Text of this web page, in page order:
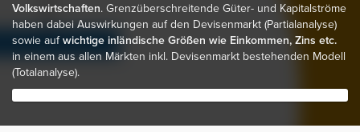
Volkswirtschaften. Grenzüberschreitende Güter- und Kapitalströme
haben dabei Auswirkungen auf den Devisenmarkt (Partialanalyse)
sowie aufwichtige inländische Größen wie Einkommen, Zins etc.
in einem aus allen Märkten inkl. Devisenmarkt bestehenden Modell
(Totalanalyse).